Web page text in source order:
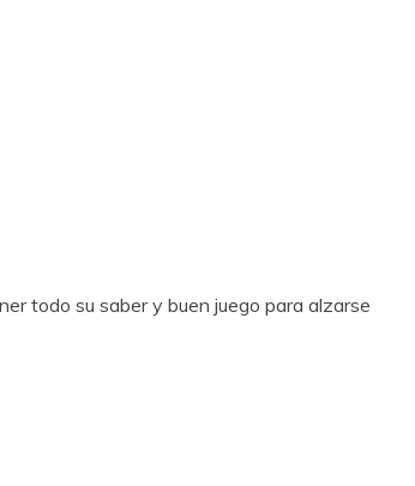
todo su saber y buen juego para alzarse